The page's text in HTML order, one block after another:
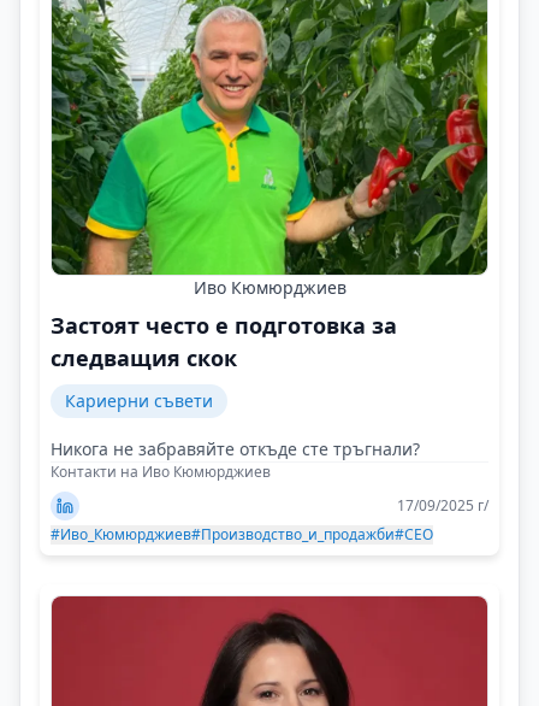
Иво Кюмюрджиев
Застоят често е подготовка за
следващия скок
Кариерни съвети
Никога не забравяйте откъде сте тръгнали?
Контакти на Иво Кюмюрджиев
17/09/2025 г/
#Иво_Кюмюрджиев#Производство_и_продажби#CEO